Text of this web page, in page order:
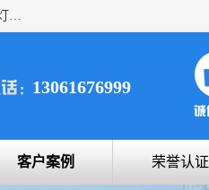
上海宇叶电子科技有限公司是吊钩视频监控、升降机监控、卸料平台监控、塔吊防碰撞、黑匣子防碰撞、风速仪，太阳能障碍灯安全提示灯等一系列升降机的常用配件产品专业研发生产加工的公司，拥有完整、科学的质量管理体系。
13061676999
客户案例 荣誉认证